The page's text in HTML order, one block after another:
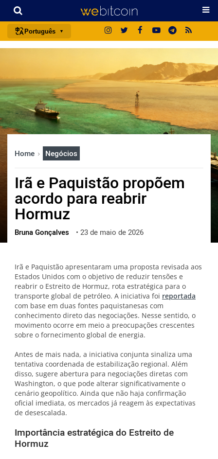
Português
español
français
italiano
deutsch
中文
한국어
العربية
ไทย
ქართული
Home Negócios
Irã e Paquistão propõem
acordo para reabrir
Hormuz
Bruna Gonçalves • 23 de maio de 2026
Irã e Paquistão apresentaram uma proposta revisada aos
Estados Unidos com o objetivo de reduzir tensões e
reabrir o Estreito de Hormuz, rota estratégica para o
transporte global de petróleo. A iniciativa foi reportada
com base em duas fontes paquistanesas com
conhecimento direto das negociações. Nesse sentido, o
movimento ocorre em meio a preocupações crescentes
sobre o fornecimento global de energia.
Antes de mais nada, a iniciativa conjunta sinaliza uma
tentativa coordenada de estabilização regional. Além
disso, sugere abertura para negociações diretas com
Washington, o que pode alterar significativamente o
cenário geopolítico. Ainda que não haja confirmação
oficial imediata, os mercados já reagem às expectativas
de desescalada.
Importância estratégica do Estreito de
Hormuz